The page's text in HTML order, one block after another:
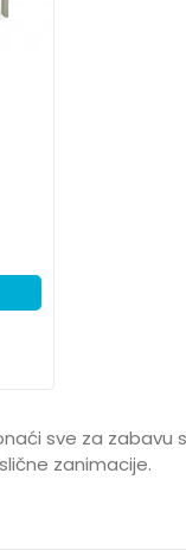
sve za zabavu
zanimacije.